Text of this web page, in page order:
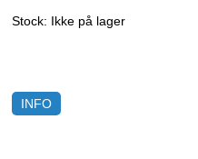
Stock: Ikke på lager
INFO